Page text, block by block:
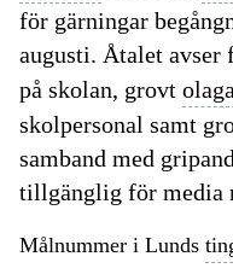
för gärningar
augusti. Åtalet avser
på skolan, grovt
skolpersonal samt
samband med
tillgänglig för media
Målnummer i Lunds